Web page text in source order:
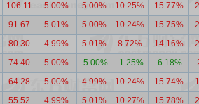
106.11 5.00% 5.00% 10.25% 15.77%
91.67 5.01% 5.00% 10.24% 15.75%
80.30 4.99% 5.01% 8.72% 14.16%
74.40 5.00% -5.00% -1.25% -6.18%
64.28 5.00% 4.99% 10.24% 15.74%
55.52 4.99% 5.01% 10.27% 15.78%